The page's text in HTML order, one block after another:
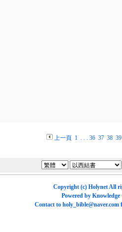
上一頁 1. . . 36 37 38 39
Copyright (c) HolynetAll
Powered by Knowledge
Contact to holy_bible@naver.com